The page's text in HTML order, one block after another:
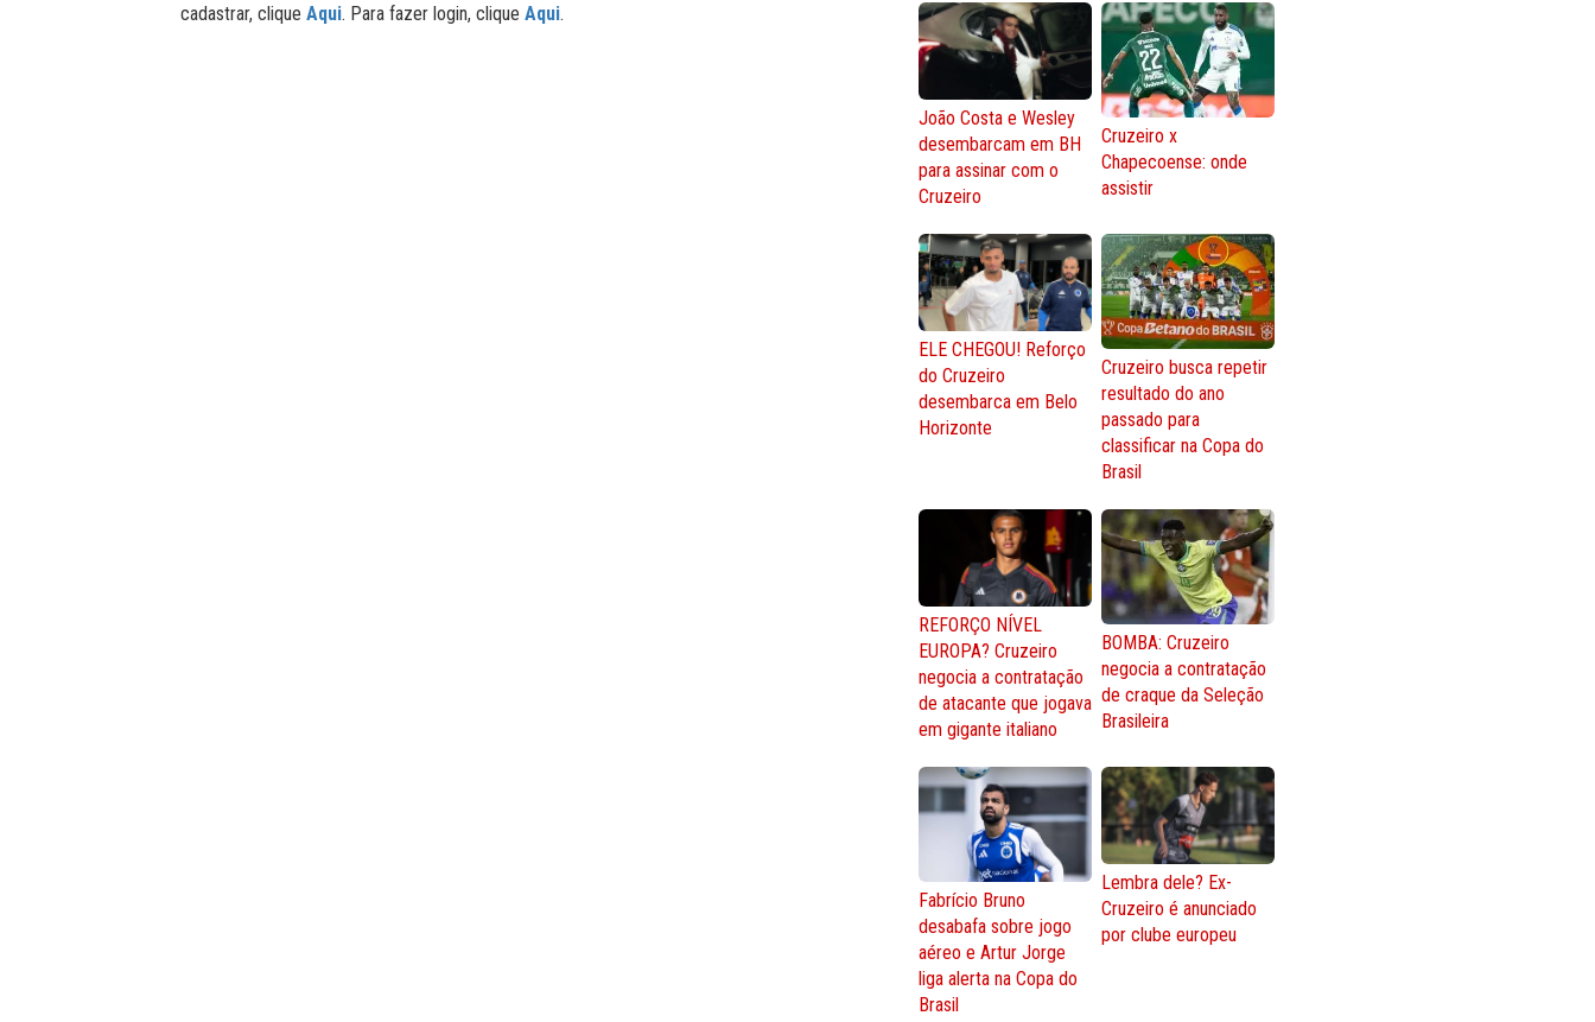
cadastrar, clique Aqui. Para fazer login, clique Aqui.
João Costa e Wesley
desembarcam em BH
para assinar com o
Cruzeiro
Cruzeiro x
Chapecoense: onde
assistir
ELE CHEGOU! Reforço
do Cruzeiro
desembarca em Belo
Horizonte
Cruzeiro busca repetir
resultado do ano
passado para
classificar na Copa do
Brasil
REFORÇO NÍVEL
EUROPA? Cruzeiro
negocia a contratação
de atacante que jogava
em gigante italiano
BOMBA: Cruzeiro
negocia a contratação
de craque da Seleção
Brasileira
Fabrício Bruno
desabafa sobre jogo
aéreo e Artur Jorge
liga alerta na Copa do
Brasil
Lembra dele? Ex-
Cruzeiro é anunciado
por clube europeu